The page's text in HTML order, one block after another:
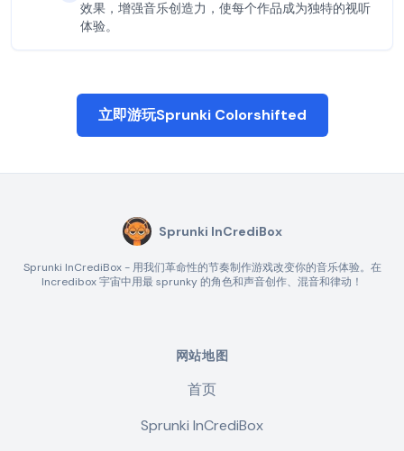
效果，增强音乐创造力，使每个作品成为独特的视听
体验。
立即游玩Sprunki Colorshifted
Sprunki InCrediBox
Sprunki InCrediBox - 用我们革命性的节奏制作游戏改变你的音乐体验。在
Incredibox 宇宙中用最 sprunky 的角色和声音创作、混音和律动！
网站地图
首页
Sprunki InCrediBox